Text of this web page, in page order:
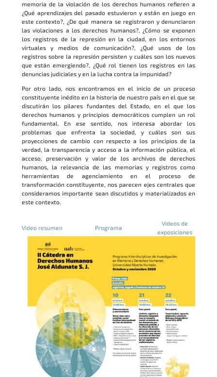
memoria de la violación de los derechos humanos refieren a
¿Qué aprendizajes del pasado estuvieron y están en juego en
este contexto?, ¿De qué manera se registraron y denunciaron
las violaciones a los derechos humanos?, ¿Cómo se exponen
los registros de la represión en la ciudad, en los entornos
virtuales y medios de comunicación?, ¿Qué usos de los
registros sobre la represión persisten y cuáles son los nuevos
que están emergiendo?, ¿Qué rol tienen los registros en las
denuncias judiciales y en la lucha contra la impunidad?
Por otro lado, nos encontramos en el inicio de un proceso
constituyente inédito en la historia de nuestro país en el que se
discutirán los pilares fundantes del Estado, en el que los
derechos humanos y principios democráticos cumplen un rol
fundamental. En ese sentido, nos interesa abordar los
problemas que enfrenta la sociedad, y cuáles son sus
proyecciones de cambio con respecto a los principios de la
verdad, la transparencia y acceso a la información pública, el
acceso, preservación y valor de los archivos de derechos
humanos, la relevancia de las memorias y registros como
herramientas de agenciamiento en el proceso de
transformación constituyente, nos parecen ejes centrales que
consideramos importante sean discutidos y materializados en
este contexto.
Video resumen Programa
Videos de
exposiciones